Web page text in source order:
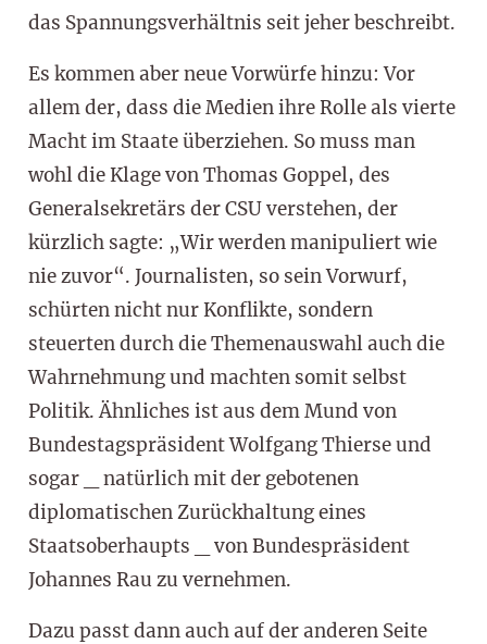
das Spannungsverhältnis seit jeher beschreibt.
Es kommen aber neue Vorwürfe hinzu: Vor
allem der, dass die Medien ihre Rolle als vierte
Macht im Staate überziehen. So muss man
wohl die Klage von Thomas Goppel, des
Generalsekretärs der CSU verstehen, der
kürzlich sagte: „Wir werden manipuliert wie
nie zuvor“. Journalisten, so sein Vorwurf,
schürten nicht nur Konflikte, sondern
steuerten durch die Themenauswahl auch die
Wahrnehmung und machten somit selbst
Politik. Ähnliches ist aus dem Mund von
Bundestagspräsident Wolfgang Thierse und
sogar _ natürlich mit der gebotenen
diplomatischen Zurückhaltung eines
Staatsoberhaupts _ von Bundespräsident
Johannes Rau zu vernehmen.
Dazu passt dann auch auf der anderen Seite